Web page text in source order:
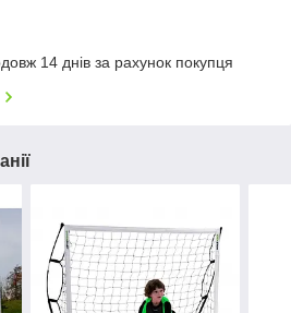
14 днів за рахунок покупця